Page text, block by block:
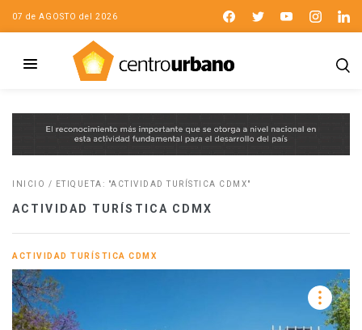
07 de AGOSTO del 2026
INICIO / ETIQUETA: "ACTIVIDAD TURÍSTICA CDMX"
ACTIVIDAD TURÍSTICA CDMX
ACTIVIDAD TURÍSTICA CDMX